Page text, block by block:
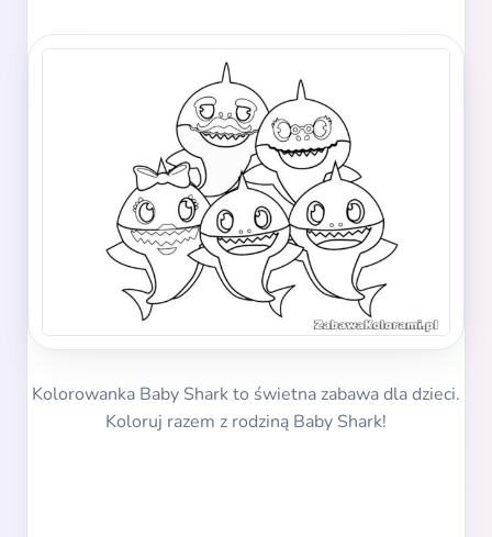
Kolorowanka Baby Shark to świetna zabawa dla dzieci.
Koloruj razem z rodziną Baby Shark!